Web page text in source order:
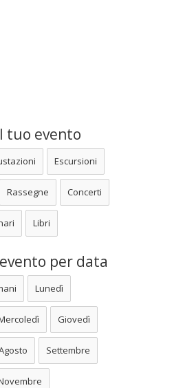
tuo evento
Escursioni
Rassegne Concerti
Libri
per data
Lunedì
Giovedì
Settembre